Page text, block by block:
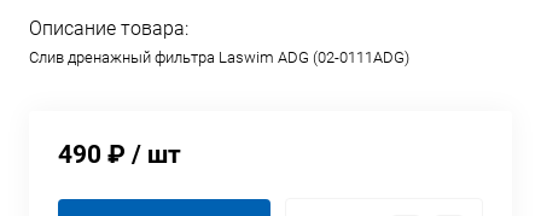
Описание товара:
Слив дренажный фильтра Laswim ADG (02-0111ADG)
490 ₽ / шт